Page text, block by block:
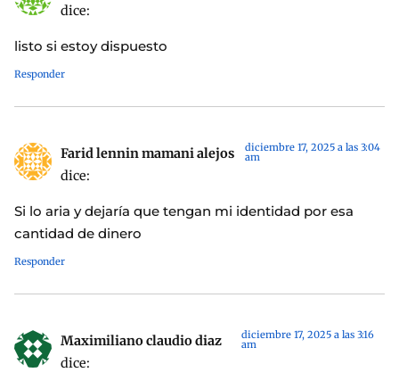
dice:
listo si estoy dispuesto
Responder
Farid lennin mamani alejos
dice:
diciembre 17, 2025 a las 3:04
am
Si lo aria y dejaría que tengan mi identidad por esa
cantidad de dinero
Responder
Maximiliano claudio diaz
dice:
diciembre 17, 2025 a las 3:16
am